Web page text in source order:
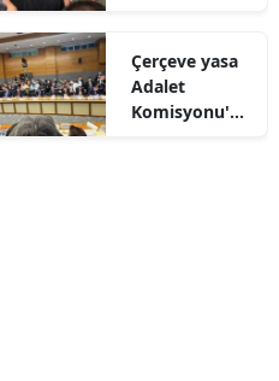
Güçleri Biber
Gazıyla
Müdahale Etti
Çerçeve yasa
Adalet
Komisyonu'na